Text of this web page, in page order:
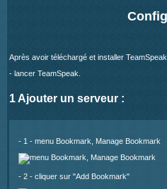
Après avoir téléchargé et installer
- lancer TeamSpeak.
1 Ajouter un serveur :
- 1 - menu Bookmark, Manage Bookmark
- 2 - cliquer sur "Add Bookmark"